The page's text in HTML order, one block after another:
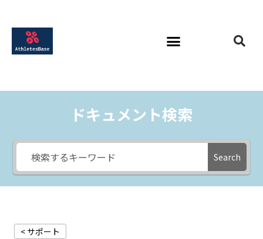
ドキュメント検索
Search
< サポート